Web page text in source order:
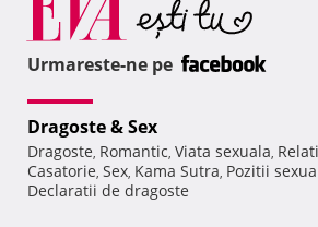
Urmareste-ne pe
Dragoste & Sex
Dragoste, Romantic, Viata sexuala,
Casatorie, Sex, Kama Sutra, Pozitii
Declaratii de dragoste